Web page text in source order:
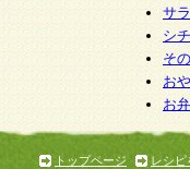
客様相談窓口 paku-
ですが、個人情報
当社のサービスの
応ができない場合
サ
シ
そ
お
お
トップページ
レシピ